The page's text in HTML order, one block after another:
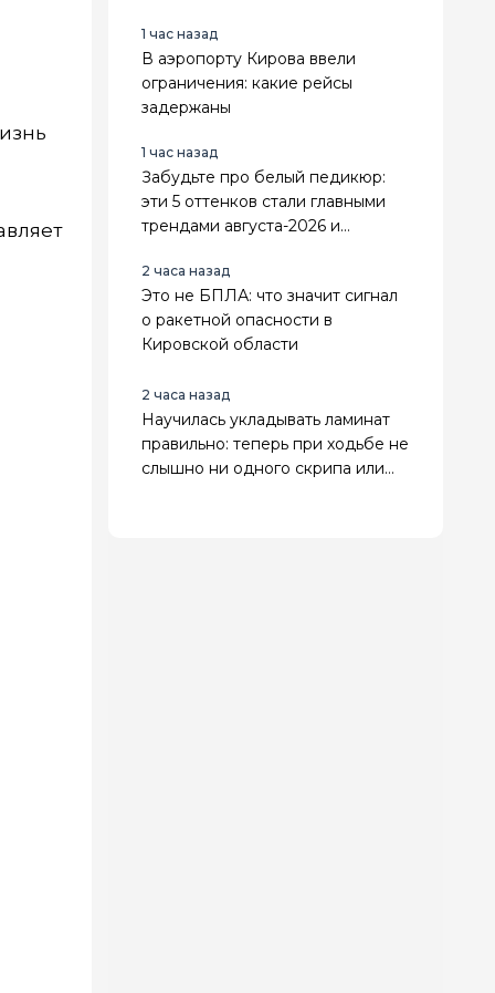
воздухом
1 час назад
В аэропорту Кирова ввели
ограничения: какие рейсы
задержаны
1 час назад
Забудьте про белый педикюр:
эти 5 оттенков стали главными
трендами августа-2026 и
2 часа назад
Это не БПЛА: что значит сигнал
о ракетной опасности в
Кировской области
2 часа назад
Научилась укладывать ламинат
правильно: теперь при ходьбе не
слышно ни одного скрипа или